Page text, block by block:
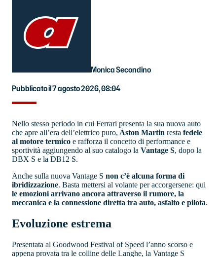
Monica Secondino
Pubblicato il 7 agosto 2026, 08:04
Nello stesso periodo in cui Ferrari presenta la sua nuova auto
che apre all’era dell’elettrico puro, Aston Martin resta fedele
al motore termico e rafforza il concetto di performance e
sportività aggiungendo al suo catalogo la Vantage S, dopo la
DBX S e la DB12 S.
Anche sulla nuova Vantage S non c’è alcuna forma di
ibridizzazione. Basta mettersi al volante per accorgersene: qui
le emozioni arrivano ancora attraverso il rumore, la
meccanica e la connessione diretta tra auto, asfalto e pilota.
Evoluzione estrema
Presentata al Goodwood Festival of Speed l’anno scorso e
appena provata tra le colline delle Langhe, la Vantage S